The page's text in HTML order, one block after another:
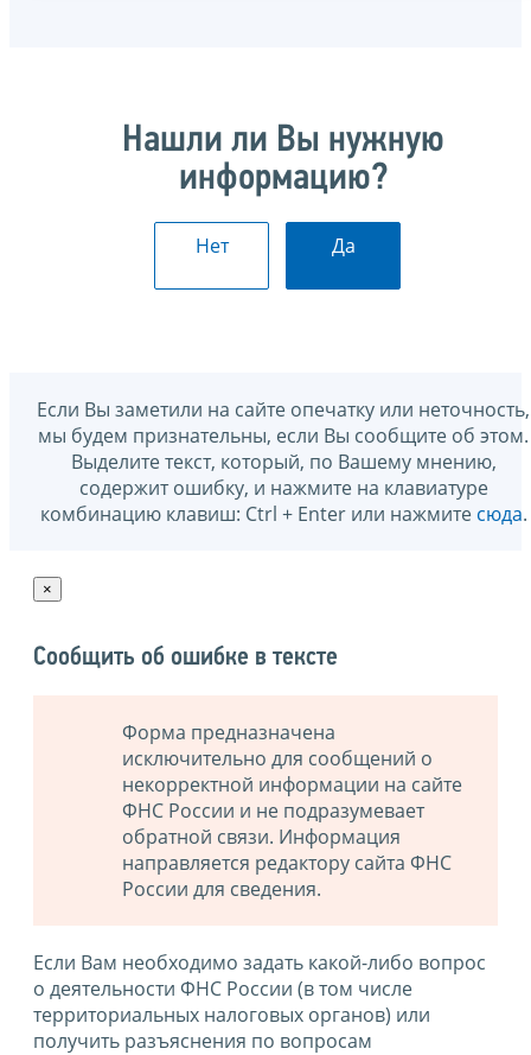
Нашли ли Вы нужную
информацию?
Нет Да
Если Вы заметили на сайте опечатку или неточность,
мы будем признательны, если Вы сообщите об этом.
Выделите текст, который, по Вашему мнению,
содержит ошибку, и нажмите на клавиатуре
комбинацию клавиш: Ctrl + Enter или нажмите сюда.
×
Сообщить об ошибке в тексте
Форма предназначена
исключительно для сообщений о
некорректной информации на сайте
ФНС России и не подразумевает
обратной связи. Информация
направляется редактору сайта ФНС
России для сведения.
Если Вам необходимо задать какой-либо вопрос
о деятельности ФНС России (в том числе
территориальных налоговых органов) или
получить разъяснения по вопросам